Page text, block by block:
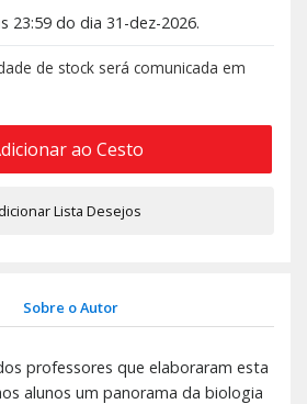
23:59 do dia 31-dez-2026.
de stock será comunicada em
ao Cesto
Lista Desejos
Sobre o Autor
professores que elaboraram esta
alunos um panorama da biologia